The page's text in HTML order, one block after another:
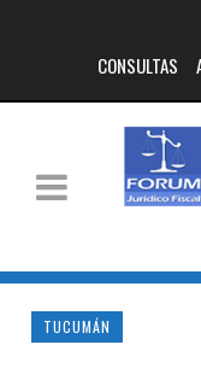
CONSULTAS
TUCUMÁN